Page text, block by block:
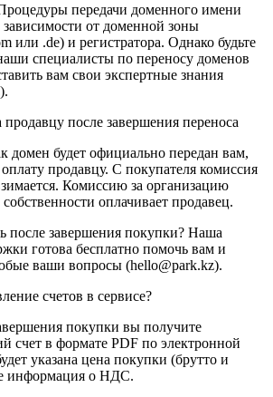
передачи доменного имени
зависимости от доменной зоны
или .de) и регистратора. Однако будьте
специалисты по переносу доменов
вам свои экспертные знания
после завершения переноса
домен будет официально передан вам,
продавцу. С покупателя комиссия
Комиссию за организацию
оплачивает продавец.
завершения покупки? Наша
готова бесплатно помочь вам и
ваши вопросы (hello@park.kz).
счетов в сервисе?
покупки вы получите
счет в формате PDF по электронной
указана цена покупки (брутто и
информация о НДС.